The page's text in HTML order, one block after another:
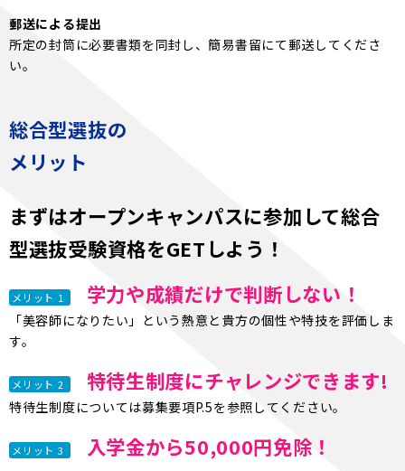
郵送による提出
所定の封筒に必要書類を同封し、簡易書留にて郵送してくださ
い。
総合型選抜の
メリット
まずはオープンキャンパスに参加して総合
型選抜受験資格をGETしよう！
メリット 1 学力や成績だけで判断しない！
「美容師になりたい」という熱意と貴方の個性や特技を評価しま
す。
メリット 2 特待生制度にチャレンジできます!
特待生制度については募集要項P.5を参照してください。
メリット 3 入学金から50,000円免除！